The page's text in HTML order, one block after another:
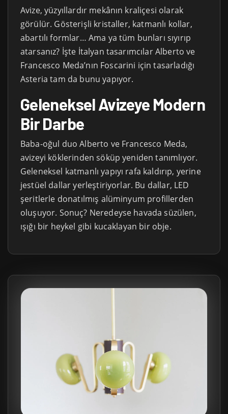
Avize, yüzyıllardır mekânın kraliçesi olarak
görülür. Gösterişli kristaller, katmanlı kollar,
abartılı formlar… Ama ya tüm bunları sıyırıp
atarsanız? İşte İtalyan tasarımcılar Alberto ve
Francesco Meda’nın Foscarini için tasarladığı
Asteria tam da bunu yapıyor.
Geleneksel Avizeye Modern
Bir Darbe
Baba-oğul duo Alberto ve Francesco Meda,
avizeyi köklerinden söküp yeniden tanımlıyor.
Geleneksel katmanlı yapıyı rafa kaldırıp, yerine
jestüel dallar yerleştiriyorlar. Bu dallar, LED
şeritlerle donatılmış alüminyum profillerden
oluşuyor. Sonuç? Neredeyse havada süzülen,
ışığı bir heykel gibi kucaklayan bir obje.